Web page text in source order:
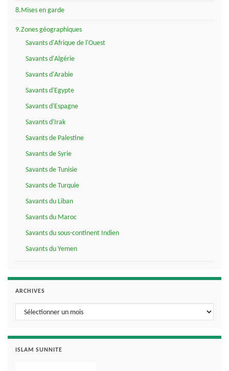
8.Mises en garde
9.Zones géographiques
Savants d'Afrique de l'Ouest
Savants d'Algérie
Savants d'Arabie
Savants d'Egypte
Savants d'Espagne
Savants d'Irak
Savants de Palestine
Savants de Syrie
Savants de Tunisie
Savants de Turquie
Savants du Liban
Savants du Maroc
Savants du sous-continent Indien
Savants du Yemen
ARCHIVES
Archives
ISLAM SUNNITE